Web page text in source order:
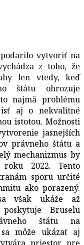
vytvoriť na
z toho, že
len vtedy, keď
štátu ohrozuje
najmä problému
aj o nekvalitné
istotou. Možnosti
jasnejších
právneho štátu a
mechanizmus by
2022. Tento
sporu určité
ako porazený.
však ukáže až
Bruselu
štátu na
sa môže ukázať aj
priestor pre